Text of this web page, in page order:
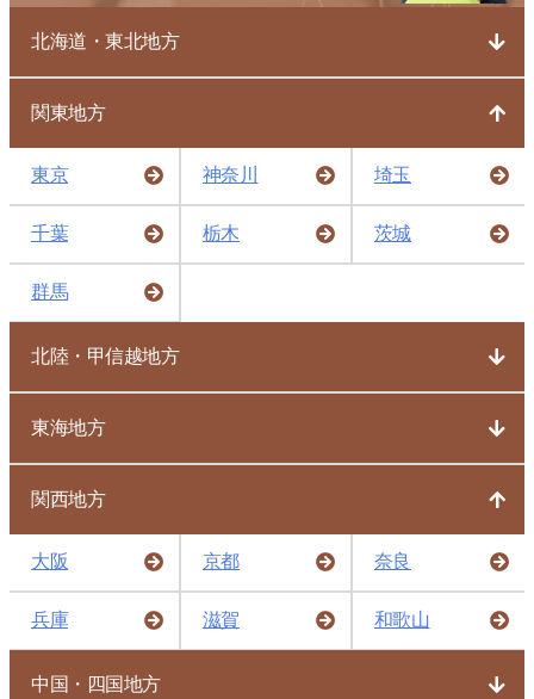
北海道・東北地方
関東地方
東京 神奈川 埼玉
千葉 栃木 茨城
群馬
北陸・甲信越地方
東海地方
関西地方
大阪 京都 奈良
兵庫 滋賀 和歌山
中国・四国地方